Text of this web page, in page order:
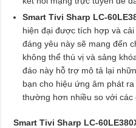
Smart Tivi Sharp LC-
hiện đại được tích hợp và
đáng yêu này sẽ mang đến
không thể thú vị và sảng
đáo này hỗ trợ mô tả lại
bạn cho hiệu ứng âm phát
thường hơn nhiều so với các
Smart Tivi Sharp LC-